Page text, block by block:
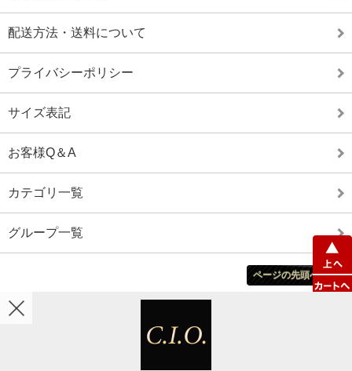
配送方法・送料について
プライバシーポリシー
サイズ表記
お客様Q＆A
カテゴリ一覧
グループ一覧
ページの先頭へ戻る